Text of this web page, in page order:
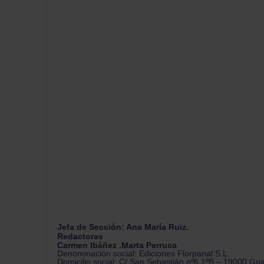
Jefa de Sección: Ana María Ruiz.
Redactoras
Carmen Ibáñez .Marta Perruca
Denominación social: Ediciones Florpanal S.L.
Domicilio social: C/ San Sebastián nº6 1ºB – 19000